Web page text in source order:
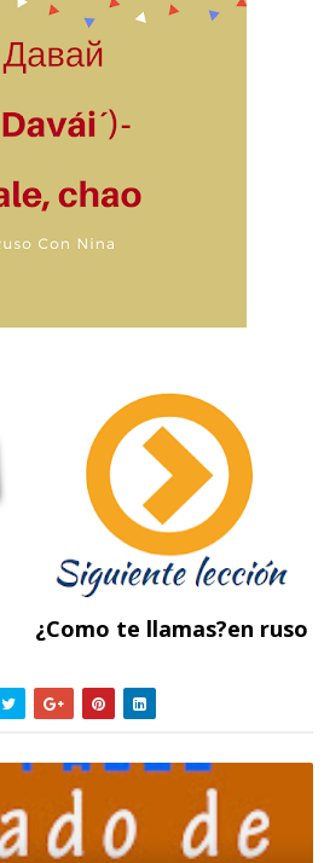
¿Como te llamas?en ruso